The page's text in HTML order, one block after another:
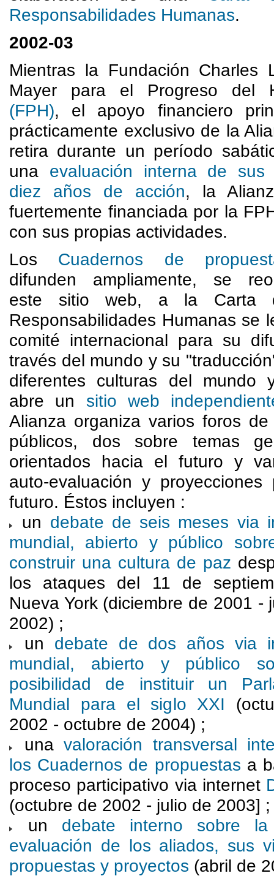
Responsabilidades Humanas.
2002-03
Mientras la Fundación Charles
Mayer para el Progreso del
(FPH), el apoyo financiero
prácticamente exclusivo de la
retira durante un período
una evaluación interna de sus
diez años de acción, la
fuertemente financiada por la
con sus propias actividades.
Los Cuadernos de
difunden ampliamente, se
este sitio web, a la Carta
Responsabilidades Humanas se
comité internacional para su
través del mundo y su
diferentes culturas del mundo
abre un sitio web
Alianza organiza varios foros
públicos, dos sobre temas
orientados hacia el futuro y
auto-evaluación y proyecciones
futuro. Éstos incluyen :
un debate de seis meses via
mundial, abierto y público
construir una cultura de paz
los ataques del 11 de
Nueva York (diciembre de 2001 -
2002) ;
un debate de dos años via
mundial, abierto y público
posibilidad de instituir un
Mundial para el siglo XXI
2002 - octubre de 2004) ;
unavaloración transversal
los Cuadernos de propuestas a
proceso participativo via internet
(octubre de 2002 - julio de 2003] ;
un debate interno sobre la
evaluación de los aliados, sus
propuestas y proyectos (abril de